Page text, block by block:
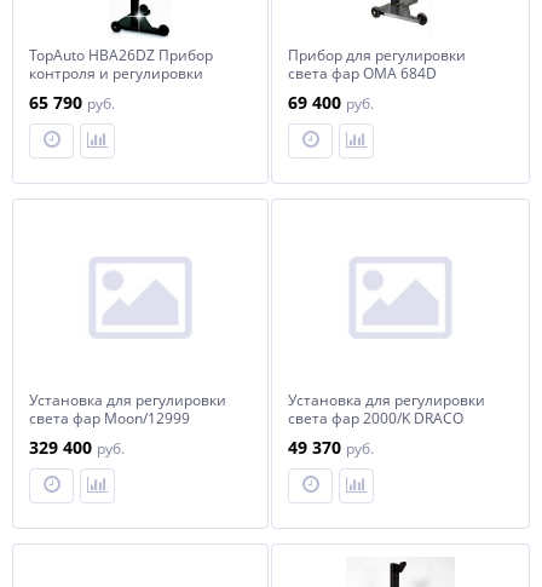
TopAuto HBA26DZ Прибор
контроля и регулировки
наводчиком
65 790 руб.
Прибор для регулировки
света фар OMA 684D
69 400 руб.
Установка для регулировки
света фар Moon/12999
329 400 руб.
Установка для регулировки
света фар 2000/K DRACO
49 370 руб.